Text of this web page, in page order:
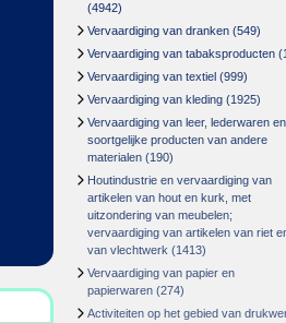
(4942)
Vervaardiging van dranken (549)
Vervaardiging van tabaksproducten
Vervaardiging van textiel (999)
Vervaardiging van kleding (1925)
Vervaardiging van leer, lederwaren en
soortgelijke producten van andere
materialen (190)
Houtindustrie en vervaardiging van
artikelen van hout en kurk, met
uitzondering van meubelen;
vervaardiging van artikelen van riet
van vlechtwerk (1413)
Vervaardiging van papier en
papierwaren (274)
Activiteiten op het gebied van